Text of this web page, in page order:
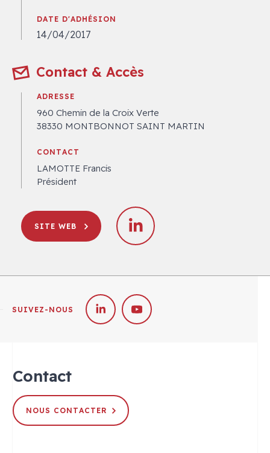
DATE D'ADHÉSION
14/04/2017
Contact & Accès
ADRESSE
960 Chemin de la Croix Verte
38330 MONTBONNOT SAINT MARTIN
CONTACT
LAMOTTE Francis
Président
SITE WEB
SUIVEZ-NOUS
Contact
NOUS CONTACTER